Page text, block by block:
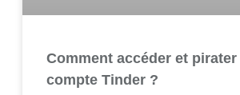
Comment accéder et pirater
compte Tinder ?